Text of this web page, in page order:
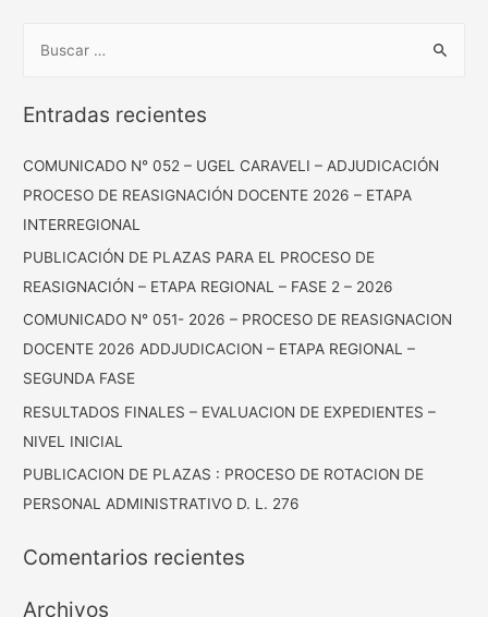
Entradas recientes
COMUNICADO N° 052 – UGEL CARAVELI – ADJUDICACIÓN
PROCESO DE REASIGNACIÓN DOCENTE 2026 – ETAPA
INTERREGIONAL
PUBLICACIÓN DE PLAZAS PARA EL PROCESO DE
REASIGNACIÓN – ETAPA REGIONAL – FASE 2 – 2026
COMUNICADO N° 051- 2026 – PROCESO DE REASIGNACION
DOCENTE 2026 ADDJUDICACION – ETAPA REGIONAL –
SEGUNDA FASE
RESULTADOS FINALES – EVALUACION DE EXPEDIENTES –
NIVEL INICIAL
PUBLICACION DE PLAZAS : PROCESO DE ROTACION DE
PERSONAL ADMINISTRATIVO D. L. 276
Comentarios recientes
Archivos